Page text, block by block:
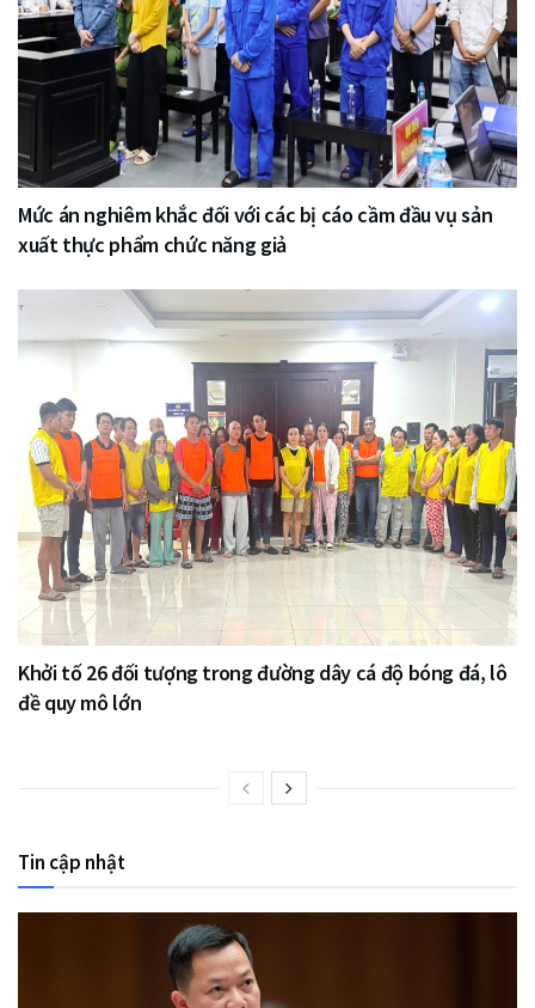
Mức án nghiêm khắc đối với các bị cáo cầm đầu vụ sản
xuất thực phẩm chức năng giả
Khởi tố 26 đối tượng trong đường dây cá độ bóng đá, lô
đề quy mô lớn
Tin cập nhật